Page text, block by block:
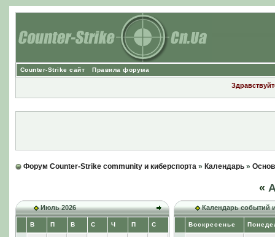
Counter-Strike сайт Правила форума
Форум Counter-Strike community и киберспорта» Календарь»
«
Июль 2026
В П В С Ч П С
Календарь событий
Воскресенье